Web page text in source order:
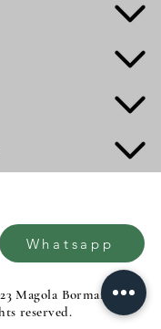
Whatsapp
Magola Borman®.
reserved.